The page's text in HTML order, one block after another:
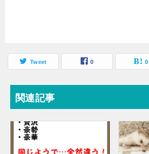
Tweet 0 0
関連記事